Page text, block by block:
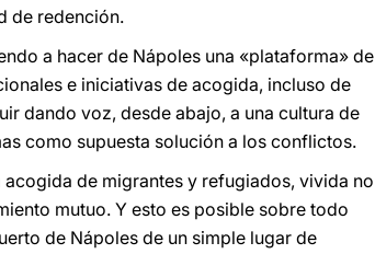
de redención.
a hacer de Nápoles una «plataforma» de
e iniciativas de acogida, incluso de
dando voz, desde abajo, a una cultura de
como supuesta solución a los conflictos.
de migrantes y refugiados, vivida no
mutuo. Y esto es posible sobre todo
de Nápoles de un simple lugar de